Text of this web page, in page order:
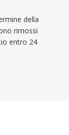
della
rimossi
entro 24